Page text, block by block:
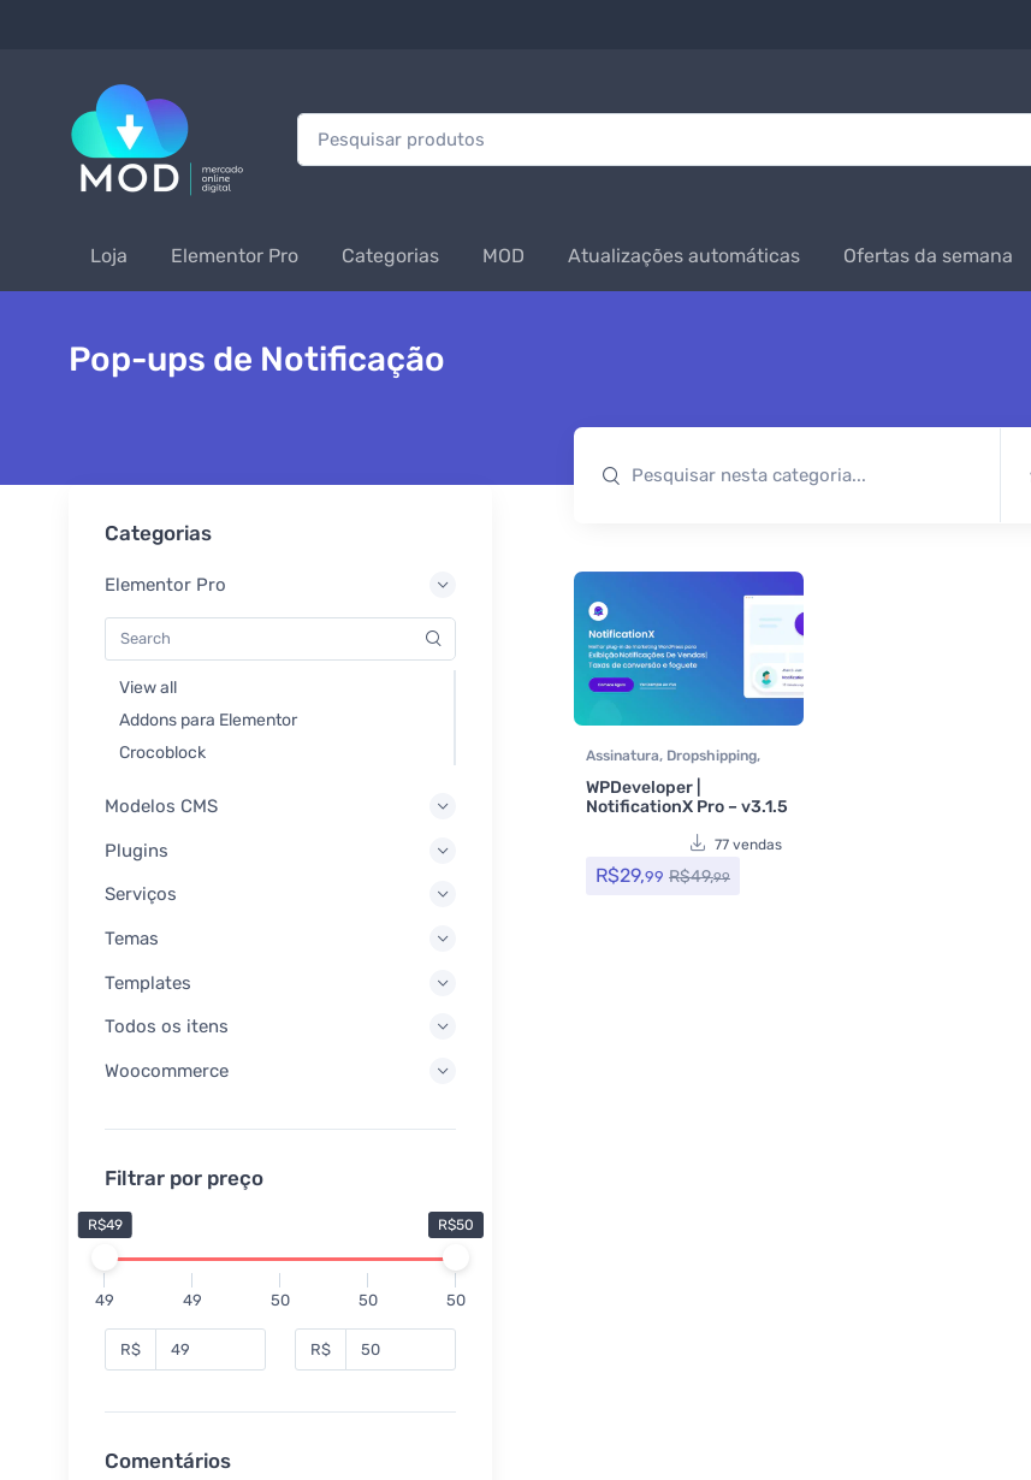
Procurar:
Loja Elementor Pro Categorias MOD Atualizações automáticas Ofertas da semana
Pop-ups de Notificação
Assinatura, Dropshipping,
Plugins
Plugins
Wocoomerce, Social Media
WPDeveloper |
NotificationX Pro – v3.1.5
77 vendas
R$29,99 R$49,99
Categorias
Elementor Pro
View all
Addons para Elementor
Crocoblock
Modelos CMS
Plugins
Serviços
Temas
Templates
Todos os itens
Woocommerce
Filtrar por preço
R$49 R$50
49 49 50 50 50
R$ R$
Comentários